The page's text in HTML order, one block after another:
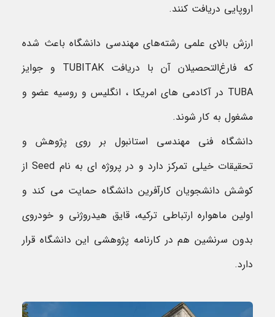
اروپایی دریافت کنند.
ارزش بالای علمی رشته‌های مهندسی دانشگاه باعث شده
که فارغ‌التحصیلان آن با دریافت TUBITAK و جوایز
TUBA در آکادمی های امریکا ، انگلیس و روسیه عضو و
مشغول به کار شوند.
دانشگاه فنی مهندسی استانبول بر روی پژوهش و
تحقیقات خیلی تمرکز دارد و در پروژه ای به نام Seed از
کوشش دانشجویان کارآفرین دانشگاه حمایت می کند و
اولین ماهواره ارتباطی ترکیه، قایق هیدروژنی و خودروی
بدون سرنشین هم در کارنامه پژوهشی این دانشگاه قرار
دارد.